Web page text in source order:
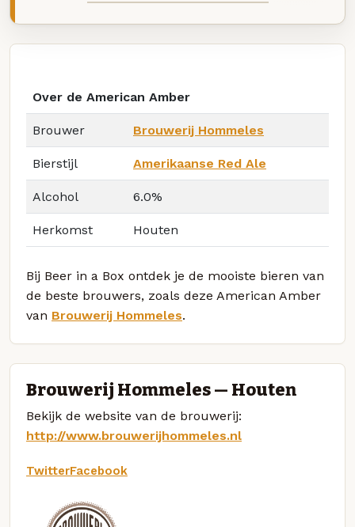
Over de American Amber
Brouwer Brouwerij Hommeles
Bierstijl Amerikaanse Red Ale
Alcohol 6.0%
Herkomst Houten
Bij Beer in a Box ontdek je de mooiste bieren van
de beste brouwers, zoals deze American Amber
van Brouwerij Hommeles.
Brouwerij Hommeles — Houten
Bekijk de website van de brouwerij:
http://www.brouwerijhommeles.nl
TwitterFacebook